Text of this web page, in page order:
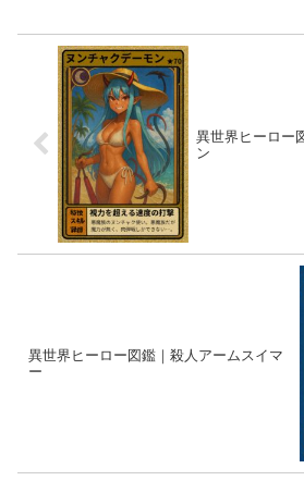
異世界ヒーロー
ン
異世界ヒーロー図鑑｜殺人アームスイマ
ー